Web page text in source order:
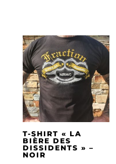
T-SHIRT « LA
BIÈRE DES
DISSIDENTS » –
NOIR